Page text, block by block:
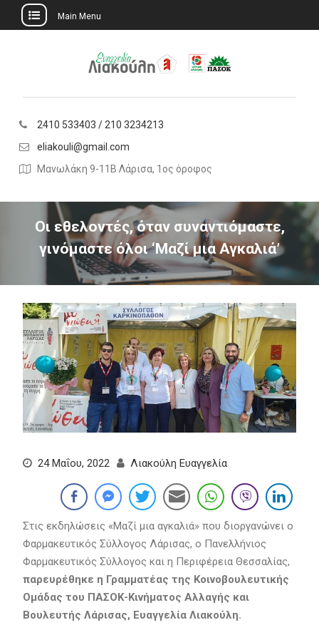
Main Menu
2410 533403 / 210 3234213
eliakouli@gmail.com
Μανωλάκη 9-11Β Λάρισα, 1ος όροφος
Οι εθελοντές, όταν συναντιόμαστε,
γινόμαστε όλοι ‘Μαζί μια Αγκαλιά’
24 Μαΐου, 2022 Λιακούλη Ευαγγελία
Στις εκδηλώσεις «Μαζί μια αγκαλιά» που διοργανώνει ο
Φαρμακευτικός Σύλλογος Λάρισας, ο Πανελλήνιος
Φαρμακευτικός Σύλλογος και η Περιφέρεια Θεσσαλίας,
παρευρέθηκε η Γραμματέας της Κοινοβουλευτικής
Ομάδας του ΠΑΣΟΚ-Κινήματος Αλλαγής και
Βουλευτής Λάρισας, Ευαγγελία Λιακούλη.